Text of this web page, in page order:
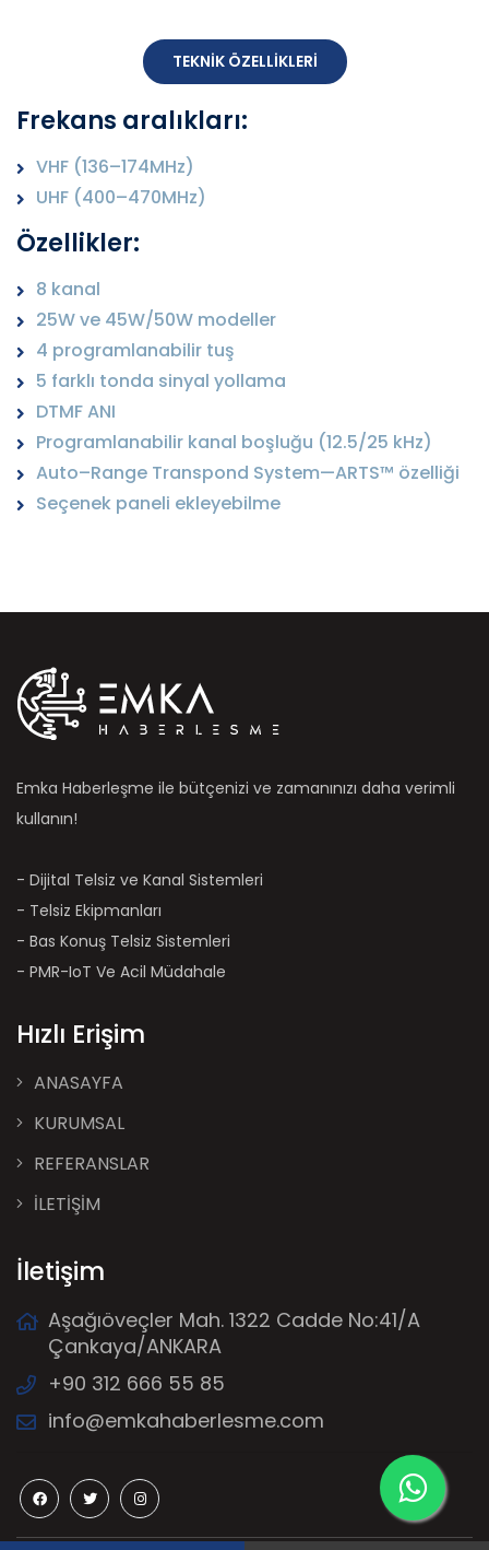
TEKNİK ÖZELLİKLERİ
Frekans aralıkları:
VHF (136–174MHz)
UHF (400–470MHz)
Özellikler:
8 kanal
25W ve 45W/50W modeller
4 programlanabilir tuş
5 farklı tonda sinyal yollama
DTMF ANI
Programlanabilir kanal boşluğu (12.5/25 kHz)
Auto–Range Transpond System—ARTS™ özelliği
Seçenek paneli ekleyebilme
Emka Haberleşme ile bütçenizi ve zamanınızı daha verimli
kullanın!
- Dijital Telsiz ve Kanal Sistemleri
- Telsiz Ekipmanları
- Bas Konuş Telsiz Sistemleri
- PMR-IoT Ve Acil Müdahale
Hızlı Erişim
ANASAYFA
KURUMSAL
REFERANSLAR
İLETİŞİM
İletişim
Aşağıöveçler Mah. 1322 Cadde No:41/A
Çankaya/ANKARA
+90 312 666 55 85
info@emkahaberlesme.com